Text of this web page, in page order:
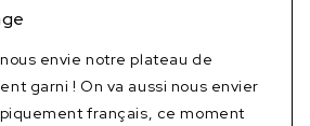
envie notre plateau de
garni ! On va aussi nous envier
français, ce moment